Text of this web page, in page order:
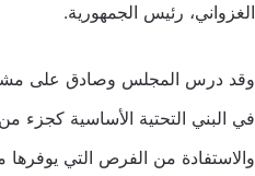
الغزواني، رئيس الجمهورية.
وقد درس المجلس وصادق على
والاستفادة من الفرص التي يوفرها